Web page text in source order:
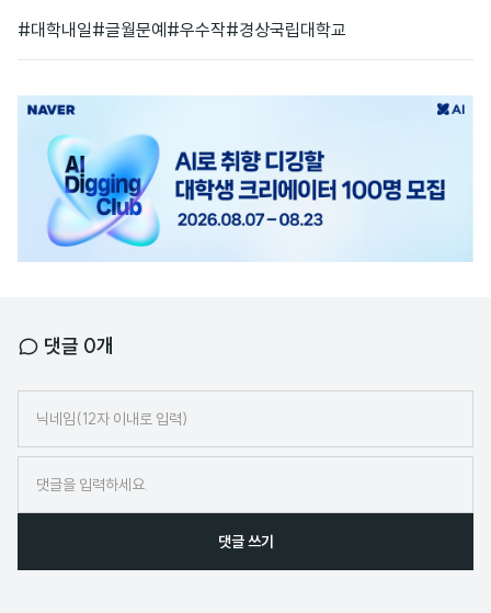
#대학내일#글월문예 #우수작#경상국립대학교
광
댓글 0개
임
댓글 쓰기